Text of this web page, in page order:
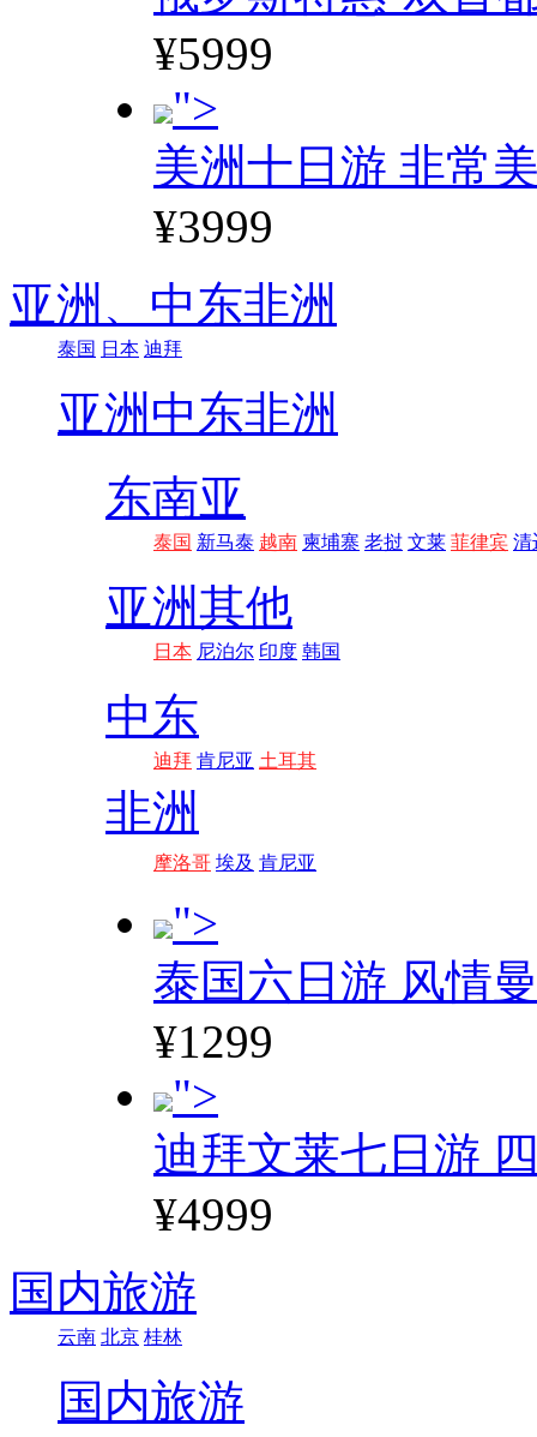
¥5999
">
美洲十日游 非常
¥3999
亚洲、 中东非洲
泰国 日本 迪拜
亚洲 中东非洲
东南亚
泰国 新马泰 越南 柬埔寨 老挝 文莱 菲律宾 清
亚洲其他
日本 尼泊尔 印度 韩国
中东
迪拜 肯尼亚 土耳其
非洲
摩洛哥 埃及 肯尼亚
">
泰国六日游 风情
¥1299
">
迪拜文莱七日游
¥4999
国内旅游
云南 北京 桂林
国内旅游